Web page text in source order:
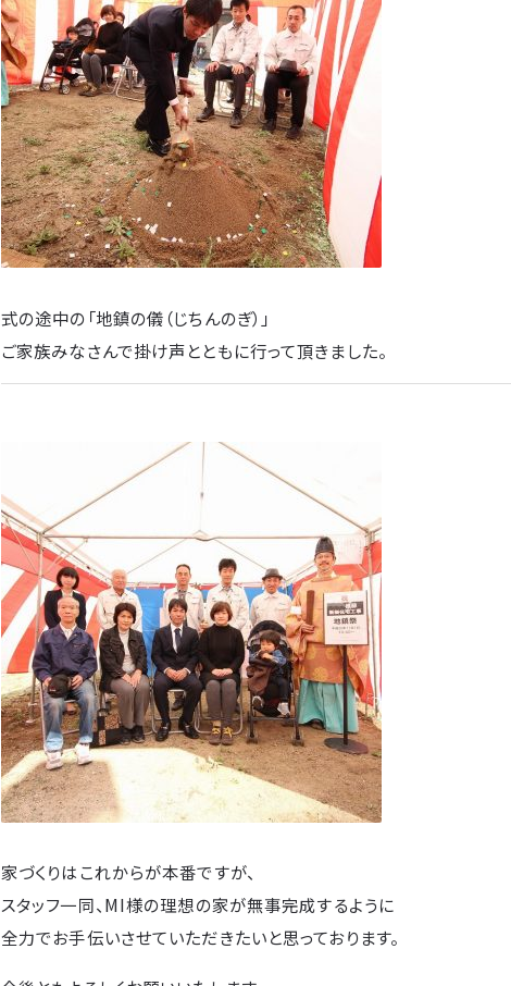
式の途中の「地鎮の儀（じちんのぎ）」
ご家族みなさんで掛け声とともに行って頂きました。
家づくりはこれからが本番ですが、
スタッフ一同、MI様の理想の家が無事完成するように
全力でお手伝いさせていただきたいと思っております。